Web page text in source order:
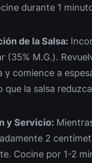
durante 1
de la Salsa:
(35% M.G.).
y comience a
que la salsa
y Servicio:
2
Cocine por 1-2